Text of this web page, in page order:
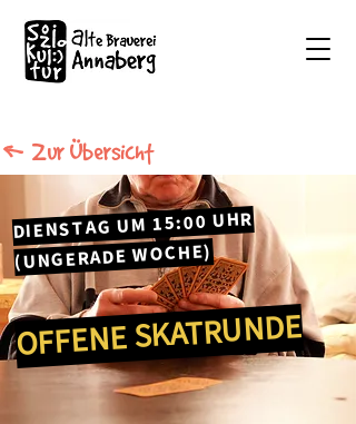
Zur Übersicht
DIENSTAG UM 15:00 UHR
(UNGERADE WOCHE)
OFFENE SKATRUNDE